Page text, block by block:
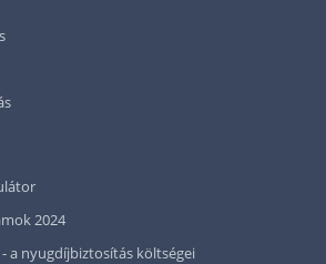
2024
a nyugdíjbiztosítás költségei